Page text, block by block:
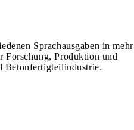
Sprachausgaben in mehr
Forschung, Produktion und
Betonfertigteilindustrie.